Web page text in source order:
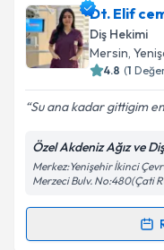
Dt. Begüm
oluşturun. Size bu
takvim
Kişisel
Metni'ni
kapsamda
Dt. Elif
Diş Hekimi
Mersin,
4.8 (1
Su ana kadar gittigim
Özel Akdeniz Ağız ve
Merkez:Yenişehir İkinci
Merzeci Bulv. No:480(Çati
Randevu